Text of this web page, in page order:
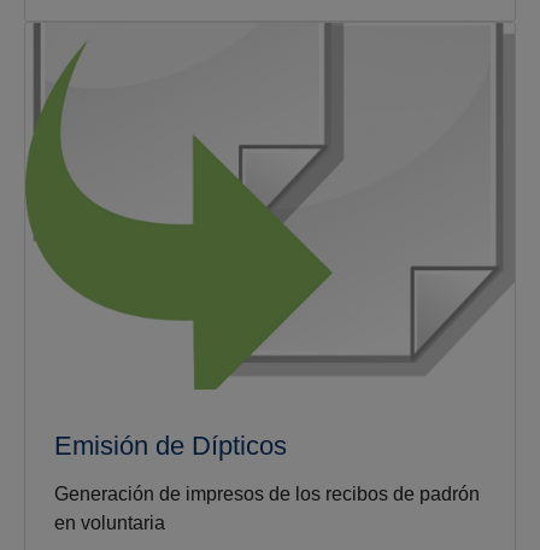
Emisión de Dípticos
Generación de impresos de los recibos de padrón
en voluntaria